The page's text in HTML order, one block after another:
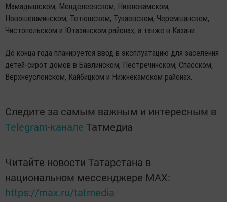
Мамадышском, Менделеевском, Нижнекамском,
Новошешминском, Тетюшском, Тукаевском, Черемшанском,
Чистопольском и Ютазинском районах, а также в Казани.
До конца года планируется ввод в эксплуатацию для заселения
детей-сирот домов в Бавлинском, Пестречинском, Спасском,
Верхнеуслонском, Кайбицком и Нижнекамском районах.
Следите за самым важным и интересным в
Telegram-канале Татмедиа
Читайте новости Татарстана в
национальном мессенджере MАХ:
https://max.ru/tatmedia